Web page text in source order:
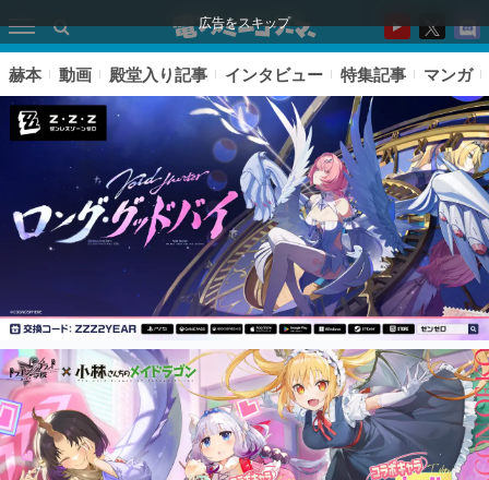
広告をスキップ
ピックアップ
電ファミのいま読まれている記事ランキング
赫本 動画 殿堂入り記事 インタビュー 特集記事 マンガ